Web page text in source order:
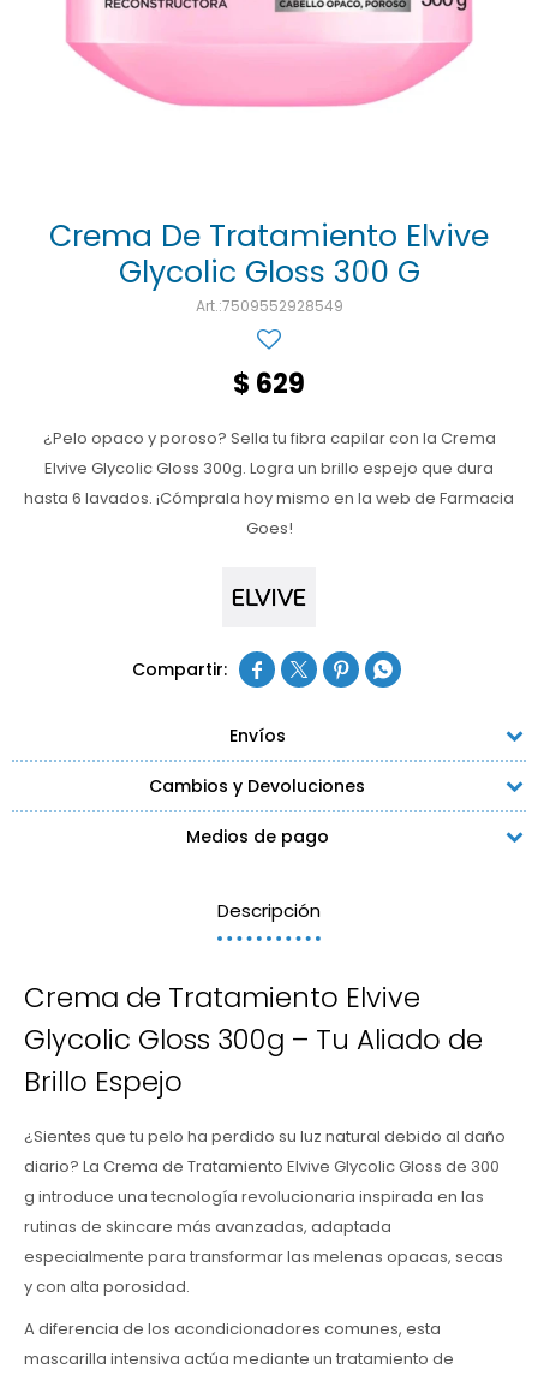
Crema De Tratamiento Elvive
Glycolic Gloss 300 G
7509552928549
$ 629
¿Pelo opaco y poroso? Sella tu fibra capilar con la Crema
Elvive Glycolic Gloss 300g. Logra un brillo espejo que dura
hasta 6 lavados. ¡Cómprala hoy mismo en la web de Farmacia
Goes!
   
Envíos
Cambios y Devoluciones
Medios de pago
Descripción
Crema de Tratamiento Elvive
Glycolic Gloss 300g – Tu Aliado de
Brillo Espejo
¿Sientes que tu pelo ha perdido su luz natural debido al daño
diario? La Crema de Tratamiento Elvive Glycolic Gloss de 300
g introduce una tecnología revolucionaria inspirada en las
rutinas de skincare más avanzadas, adaptada
especialmente para transformar las melenas opacas, secas
y con alta porosidad.
A diferencia de los acondicionadores comunes, esta
mascarilla intensiva actúa mediante un tratamiento de
Test de autodiagnóstico
Productos fraccionados
Alimentación
Limpieza ropa